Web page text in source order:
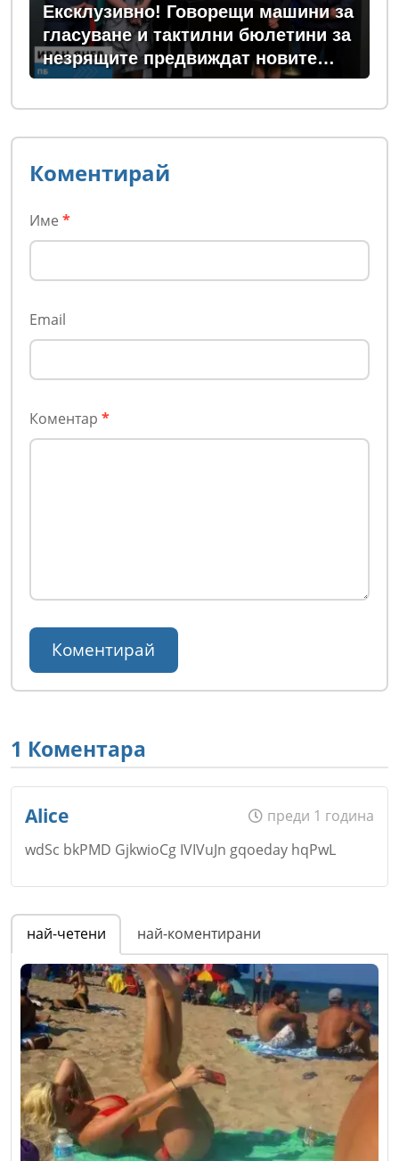
Ексклузивно! Говорещи машини за
гласуване и тактилни бюлетини за
незрящите предвиждат новите
изборни правила! (ВИДЕО)
Коментирай
Име *
Email
Коментар *
1 Коментара
Alice
преди 1 година
wdSc bkPMD GjkwioCg IVIVuJn gqoeday hqPwL
Име*
Email
Коментар*
най-четени най-коментирани